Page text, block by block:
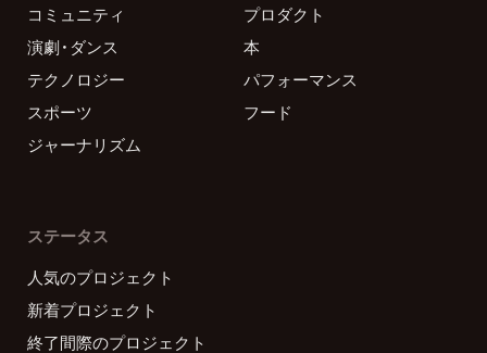
コミュニティ
プロダクト
演劇・ダンス
本
テクノロジー
パフォーマンス
スポーツ
フード
ジャーナリズム
ステータス
人気のプロジェクト
新着プロジェクト
終了間際のプロジェクト